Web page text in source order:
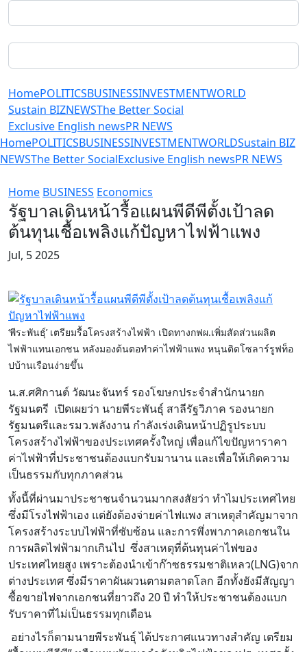
HomePOLITICSBUSINESSINVESTMENTWORLD
Sustain BIZNEWSThe Better Social
Exclusive English newsPR NEWS
HomePOLITICSBUSINESSINVESTMENTWORLDSustain BIZ
NEWSThe Better SocialExclusive English newsPR NEWS
Home BUSINESS Economics
รัฐบาลเดินหน้ารื้อแผนพีดีพีตั้งเป้าลด
ต้นทุนเชื้อเพลิงแก้ปัญหาไฟฟ้าแพง
Jul, 5 2025
‘พีระพันธุ์’ เตรียมรื้อโครงสร้างไฟฟ้า เปิดทางกฟผ.เพิ่มสัดส่วนผลิต
ไฟฟ้าแทนเอกชน หลังมองต้นตอทำค่าไฟฟ้าแพง หนุนติดโซลาร์รูฟท็อ
ปบ้านเรือนง่ายขึ้น
น.ส.ศศิกานต์ วัฒนะจันทร์ รองโฆษกประจำสำนักนายก
รัฐมนตรี เปิดเผยว่า นายพีระพันธุ์ สาลีรัฐวิภาค รองนายก
รัฐมนตรีและรมว.พลังงาน กำลังเร่งเดินหน้าปฏิรูประบบ
โครงสร้างไฟฟ้าของประเทศครั้งใหญ่ เพื่อแก้ไขปัญหาราคา
ค่าไฟฟ้าที่ประชาชนต้องแบกรับมานาน และเพื่อให้เกิดความ
เป็นธรรมกับทุกภาคส่วน
ทั้งนี้ที่ผ่านมาประชาชนจำนวนมากสงสัยว่า ทำไมประเทศไทย
ซึ่งมีโรงไฟฟ้าเอง แต่ยังต้องจ่ายค่าไฟแพง สาเหตุสำคัญมาจาก
โครงสร้างระบบไฟฟ้าที่ซับซ้อน และการพึ่งพาภาคเอกชนใน
การผลิตไฟฟ้ามากเกินไป ซึ่งสาเหตุที่ต้นทุนค่าไฟของ
ประเทศไทยสูง เพราะต้องนำเข้าก๊าซธรรมชาติเหลว(LNG)จาก
ต่างประเทศ ซึ่งมีราคาผันผวนตามตลาดโลก อีกทั้งยังมีสัญญา
ซื้อขายไฟจากเอกชนที่ยาวถึง 20 ปี ทำให้ประชาชนต้องแบก
รับราคาที่ไม่เป็นธรรมทุกเดือน
อย่างไรก็ตามนายพีระพันธุ์ ได้ประกาศแนวทางสำคัญ เตรียม